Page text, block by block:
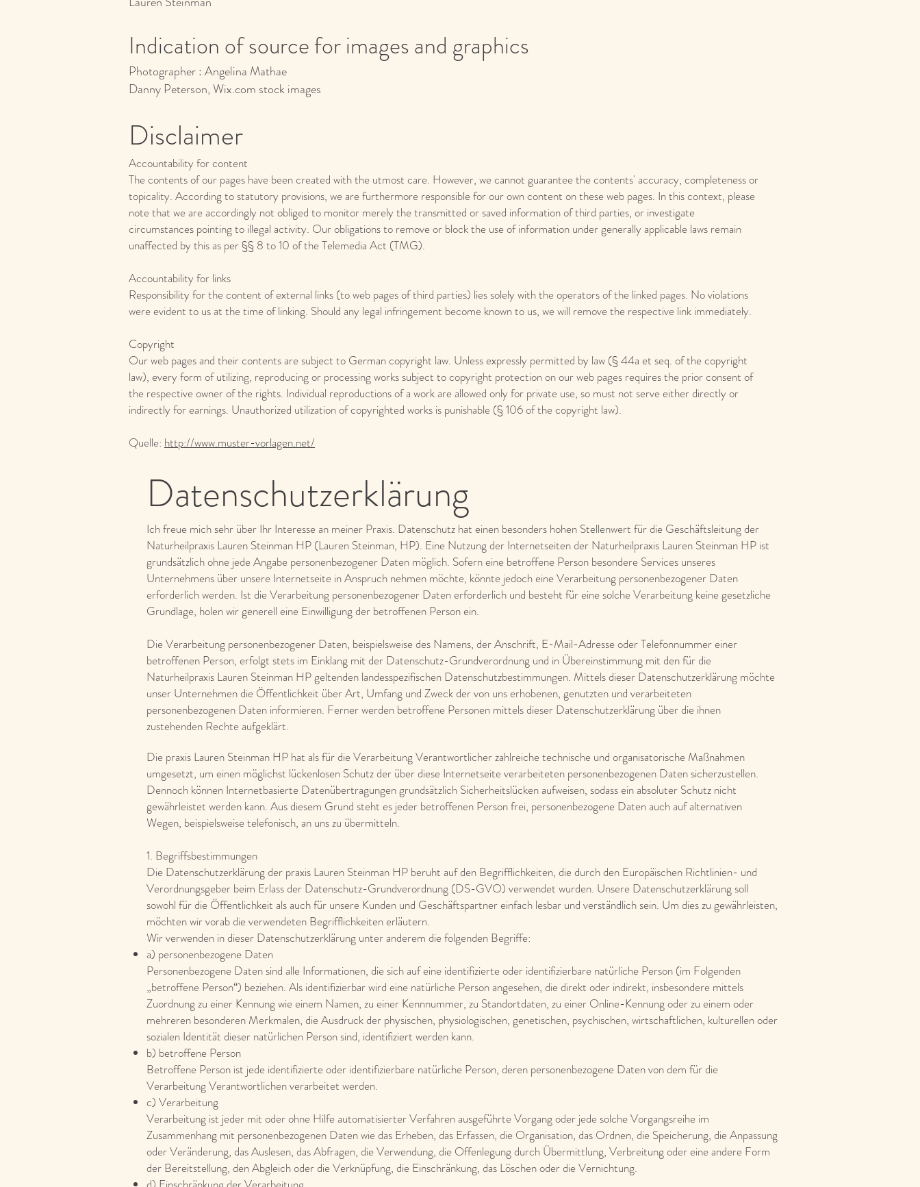
Indication of sourcefor images and graphics
Photographer : Angelina Mathae
Danny Peterson, Wix.com stock images
Disclaimer
Accountability for content
The contents of our pages have been created with the utmost care. However, we cannot guarantee the contents' accuracy, completeness or
topicality. According to statutory provisions, we are furthermore responsible for our own content on these web pages. In this context, please
note that we are accordingly not obliged to monitor merely the transmitted or saved information of third parties, or investigate
circumstances pointing to illegal activity. Our obligations to remove or block the use of information under generally applicable laws remain
unaffected by this as per §§ 8 to 10 of the Telemedia Act (TMG).
Accountability for links
Responsibility for the content of external links (to web pages of third parties) lies solely with the operators of the linked pages. No violations
were evident to us at the time of linking. Should any legal infringement become known to us, we will remove the respective link immediately.
Copyright
Our web pages and their contents are subject to German copyright law. Unless expressly permitted by law (§ 44a et seq. of the copyright
law), every form of utilizing, reproducing or processing works subject to copyright protection on our web pages requires the prior consent of
the respective owner of the rights. Individual reproductions of a work are allowed only for private use, so must not serve either directly or
indirectly for earnings. Unauthorized utilization of copyrighted works is punishable (§ 106 of the copyright law).
Quelle: http://www.muster-vorlagen.net/
Datenschutzerklärung
Ich freue mich sehr über Ihr Interesse an meiner Praxis. Datenschutz hat einen besonders hohen Stellenwert für die Geschäftsleitung der
Naturheilpraxis Lauren Steinman HP (Lauren Steinman, HP). Eine Nutzung der Internetseiten der Naturheilpraxis Lauren Steinman HP ist
grundsätzlich ohne jede Angabe personenbezogener Daten möglich. Sofern eine betroffene Person besondere Services unseres
Unternehmens über unsere Internetseite in Anspruch nehmen möchte, könnte jedoch eine Verarbeitung personenbezogener Daten
erforderlich werden. Ist die Verarbeitung personenbezogener Daten erforderlich und besteht für eine solche Verarbeitung keine gesetzliche
Grundlage, holen wir generell eine Einwilligung der betroffenen Person ein.
Die Verarbeitung personenbezogener Daten, beispielsweise des Namens, der Anschrift, E-Mail-Adresse oder Telefonnummer einer
betroffenen Person, erfolgt stets im Einklang mit der Datenschutz-Grundverordnung und in Übereinstimmung mit den für die
Naturheilpraxis Lauren Steinman HP geltenden landesspezifischen Datenschutzbestimmungen. Mittels dieser Datenschutzerklärung möchte
unser Unternehmen die Öffentlichkeit über Art, Umfang und Zweck der von uns erhobenen, genutzten und verarbeiteten
personenbezogenen Daten informieren. Ferner werden betroffene Personen mittels dieser Datenschutzerklärung über die ihnen
zustehenden Rechte aufgeklärt.
Die praxis Lauren Steinman HP hat als für die Verarbeitung Verantwortlicher zahlreiche technische und organisatorische Maßnahmen
umgesetzt, um einen möglichst lückenlosen Schutz der über diese Internetseite verarbeiteten personenbezogenen Daten sicherzustellen.
Dennoch können Internetbasierte Datenübertragungen grundsätzlich Sicherheitslücken aufweisen, sodass ein absoluter Schutz nicht
gewährleistet werden kann. Aus diesem Grund steht es jeder betroffenen Person frei, personenbezogene Daten auch auf alternativen
Wegen, beispielsweise telefonisch, an uns zu übermitteln.
1. Begriffsbestimmungen
Die Datenschutzerklärung der praxis Lauren Steinman HP beruht auf den Begrifflichkeiten, die durch den Europäischen Richtlinien- und
Verordnungsgeber beim Erlass der Datenschutz-Grundverordnung (DS-GVO) verwendet wurden. Unsere Datenschutzerklärung soll
sowohl für die Öffentlichkeit als auch für unsere Kunden und Geschäftspartner einfach lesbar und verständlich sein. Um dies zu gewährleisten,
möchten wir vorab die verwendeten Begrifflichkeiten erläutern.
Wir verwenden in dieser Datenschutzerklärung unter anderem die folgenden Begriffe:
a) personenbezogene Daten
Personenbezogene Daten sind alle Informationen, die sich auf eine identifizierte oder identifizierbare natürliche Person (im Folgenden
„betroffene Person“) beziehen. Als identifizierbar wird eine natürliche Person angesehen, die direkt oder indirekt, insbesondere mittels
Zuordnung zu einer Kennung wie einem Namen, zu einer Kennnummer, zu Standortdaten, zu einer Online-Kennung oder zu einem oder
mehreren besonderen Merkmalen, die Ausdruck der physischen, physiologischen, genetischen, psychischen, wirtschaftlichen, kulturellen oder
sozialen Identität dieser natürlichen Person sind, identifiziert werden kann.
b) betroffene Person
Betroffene Person ist jede identifizierte oder identifizierbare natürliche Person, deren personenbezogene Daten von dem für die
Verarbeitung Verantwortlichen verarbeitet werden.
c) Verarbeitung
Verarbeitung ist jeder mit oder ohne Hilfe automatisierter Verfahren ausgeführte Vorgang oder jede solche Vorgangsreihe im
Zusammenhang mit personenbezogenen Daten wie das Erheben, das Erfassen, die Organisation, das Ordnen, die Speicherung, die Anpassung
oder Veränderung, das Auslesen, das Abfragen, die Verwendung, die Offenlegung durch Übermittlung, Verbreitung oder eine andere Form
der Bereitstellung, den Abgleich oder die Verknüpfung, die Einschränkung, das Löschen oder die Vernichtung.